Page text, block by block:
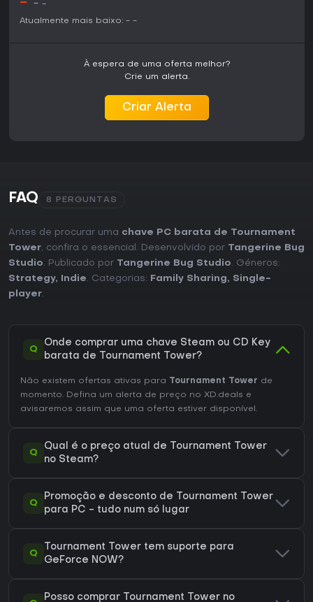
- - -
Atualmente mais baixo: - -
À espera de uma oferta melhor?
Crie um alerta.
Criar Alerta
FAQ 8 PERGUNTAS
Antes de procurar uma chave PC barata de Tournament
Tower, confira o essencial. Desenvolvido por Tangerine Bug
Studio. Publicado por Tangerine Bug Studio. Géneros:
Strategy, Indie. Categorias: Family Sharing, Single-
player.
Q
Onde comprar uma chave Steam ou CD Key
barata de Tournament Tower?
Não existem ofertas ativas para Tournament Tower de
momento. Defina um alerta de preço no XD.deals e
avisaremos assim que uma oferta estiver disponível.
Q
Qual é o preço atual de Tournament Tower
no Steam?
Q
Promoção e desconto de Tournament Tower
para PC - tudo num só lugar
Q
Tournament Tower tem suporte para
GeForce NOW?
Posso comprar Tournament Tower no